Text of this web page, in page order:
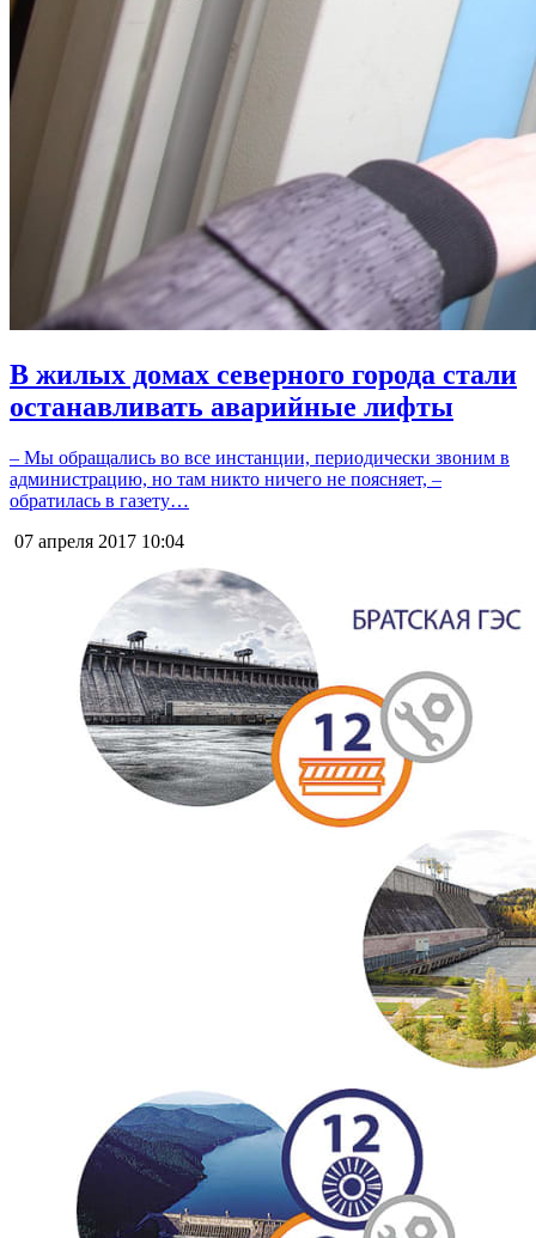
В жилых домах северного города стали
останавливать аварийные лифты
– Мы обращались во все инстанции, периодически звоним в
администрацию, но там никто ничего не поясняет, –
обратилась в газету…
07 апреля 2017 10:04